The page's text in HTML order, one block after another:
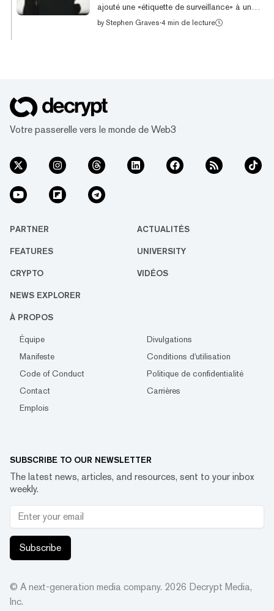
ajouté une «étiquette de surveillance» à une
liste de cryptomonnaies, y compris les coins
autres jetons répertoriés» et sont
critères de cotation» et d'être retirés de l'é...
by Stephen Graves·4 min de lecture
Votre passerelle vers le monde de Web3
PARTNER ACTUALITÉS
FEATURES UNIVERSITY
CRYPTO VIDÉOS
NEWS EXPLORER
À PROPOS
Équipe
Divulgations
Manifeste
Conditions d'utilisation
Code of Conduct
Politique de confidentialité
Contact
Carrières
Emplois
SUBSCRIBE TO OUR NEWSLETTER
The latest news, articles, and resources, sent to your inbox
weekly.
Subscribe
© A next-generation media company. 2026 Decrypt Media,
Inc.